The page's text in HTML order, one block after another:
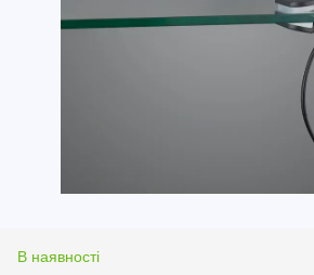
В наявності